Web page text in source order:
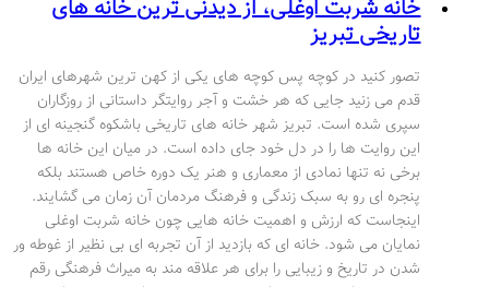
خانه شربت اوغلی، از دیدنی ترین خانه های
تاریخی تبریز
تصور کنید در کوچه پس کوچه های یکی از کهن ترین شهرهای ایران
قدم می زنید جایی که هر خشت و آجر روایتگر داستانی از روزگاران
سپری شده است. تبریز شهر خانه های تاریخی باشکوه گنجینه ای از
این روایت ها را در دل خود جای داده است. در میان این خانه ها
برخی نه تنها نمادی از معماری و هنر یک دوره خاص هستند بلکه
پنجره ای رو به سبک زندگی و فرهنگ مردمان آن زمان می گشایند.
اینجاست که ارزش و اهمیت خانه هایی چون خانه شربت اوغلی
نمایان می شود. خانه ای که بازدید از آن تجربه ای بی نظیر از غوطه ور
شدن در تاریخ و زیبایی را برای هر علاقه مند به میراث فرهنگی رقم